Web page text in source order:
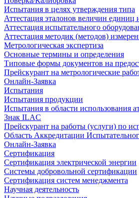
Испытания в целях утверждения типа
Аттестация эталонов величин единиц
Аттестация испытательного
Аттестация методик (методов)
Метрологическая экспертиза
Основные термины и определения
Типовые формы документов на
Прейскурант на метрологические
Онлайн-Заявка
Испытания
Испытания продукции
Испытания в области использования
Знак ILAC
Прейскурант на работы (услуги) по
Область Аккредитации
Онлайн-Заявка
Сертификация
Сертификация электрической энергии
Системы добровольной сертификации
Сертификация систем менеджмента
Научная деятельность